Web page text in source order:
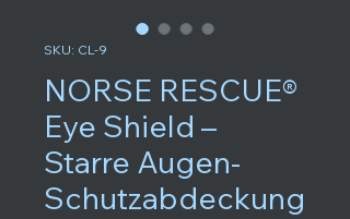
SKU: CL-9
NORSE RESCUE®
Eye Shield –
Starre Augen-
Schutzabdeckung